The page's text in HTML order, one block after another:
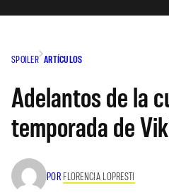
SPOILER ARTÍCULOS
Adelantos de la
temporada de
POR FLORENCIA LOPRESTI